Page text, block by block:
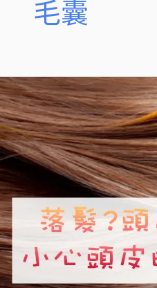
毛囊
阮
慕
驊
也
瘋
狂！
你
的
頭
皮